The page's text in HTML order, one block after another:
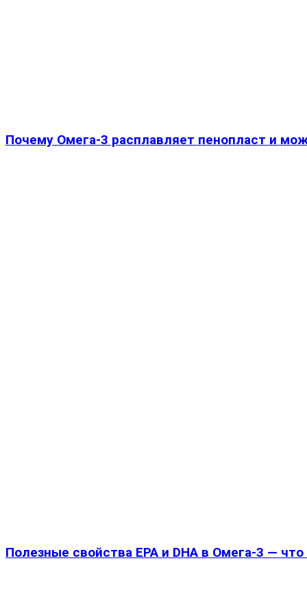
Почему Омега-3 расплавляет пенопласт и
Полезные свойства EPA и DHA в Омега-3 —